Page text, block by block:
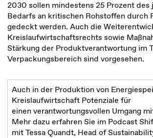
2030 sollen mindestens 25 Prozent des
Bedarfs an kritischen Rohstoffen durch
gedeckt werden. Auch die
Kreislaufwirtschaftsrechts sowie
Stärkung der Produktverantwortung im
Verpackungsbereich sind vorgesehen.
Auch in der Produktion von
Kreislaufwirtschaft Potenziale für
einen verantwortungsvollen Umgang
Mehr dazu erfahren Sie im Podcast
mit Tessa Quandt, Head of